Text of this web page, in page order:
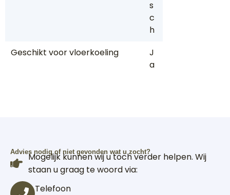
s
c
h
Geschikt voor vloerkoeling
J
a
Advies nodig of niet gevonden wat u zocht?
Mogelijk kunnen wij u toch verder helpen. Wij
staan u graag te woord via:
Telefoon